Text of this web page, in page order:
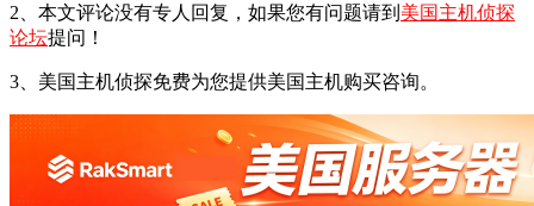
2、本文评论没有专人回复，如果您有问题请到 美国主机侦探
论坛提问！
3、美国主机侦探免费为您提供美国主机购买咨询。